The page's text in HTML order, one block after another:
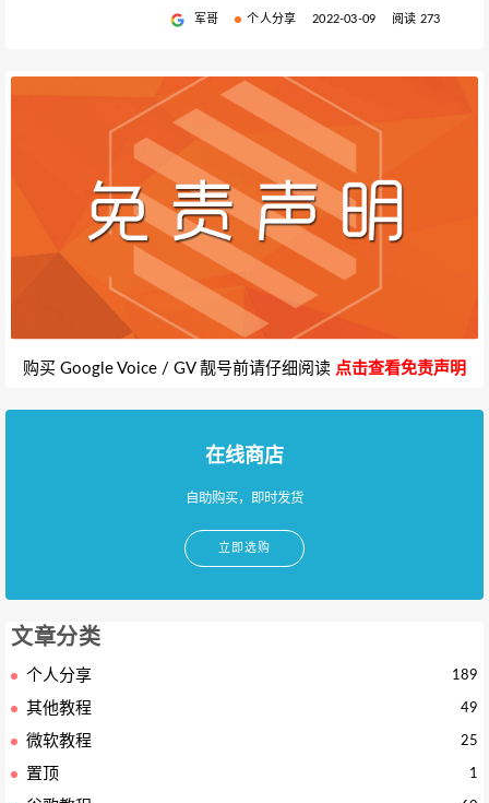
军哥 个人分享 2022-03-09 阅读 273
购买 Google Voice / GV 靓号前请仔细阅读 点击查看免责声明
在线商店
自助购买，即时发货
立即选购
文章分类
个人分享 189
其他教程 49
微软教程 25
置顶 1